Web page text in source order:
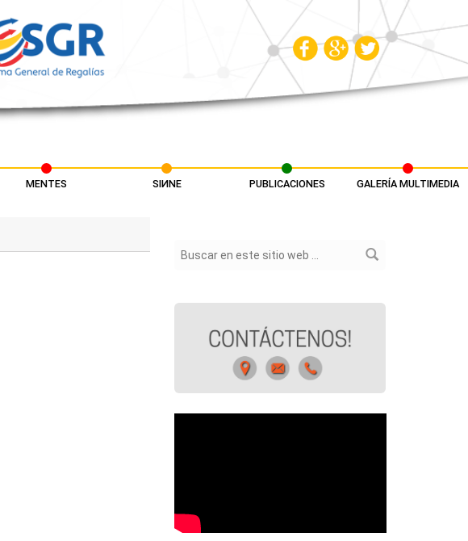
MENTES SIИNE PUBLICACIONES GALERÍA MULTIMEDIA
Formulario de búsqueda